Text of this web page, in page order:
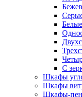
Белые
С
Шкафы
Шкафы
Шкафы-